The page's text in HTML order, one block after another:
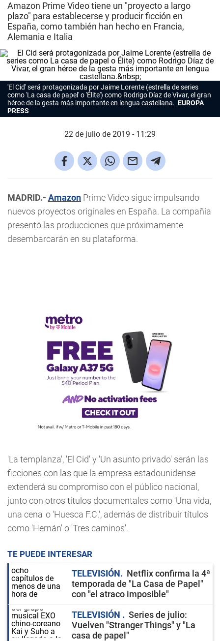
Amazon Prime Video tiene un "proyecto a largo
plazo" para establecerse y producir ficción en
España, como también han hecho en Francia,
Alemania e Italia
'El Cid' será protagonizada por Jaime Lorente (estrella de series
como 'La casa de papel' o 'Élite') como Rodrigo Díaz de Vivar, el gran
héroe de la gesta más importante en lengua castellana. EUROPA
PRESS
22 de julio de 2019 - 11:29
MADRID.- Amazon Prime Video sigue impulsando
nuevos proyectos originales en España. La compañía
presentó las producciones que próximamente
desembarcarán en su plataforma.
'La templanza', 'El Cid' y 'Un asunto privado' serán las
ficciones con las que la empresa estadounidense
extenderá su compromiso con el público nacional,
junto con otros títulos documentales como 'Una vida,
una cena' o 'Huesca F.C.', además de distribuir títulos
como 'Hernán' o 'Tres caminos'.
TE PUEDE INTERESAR
TELEVISIÓN
Netflix confirma la 4ª
temporada de "La Casa de Papel"
con "el atraco imposible"
TELEVISIÓN
Series de julio:
Vuelven "Stranger Things" y "La
casa de papel"